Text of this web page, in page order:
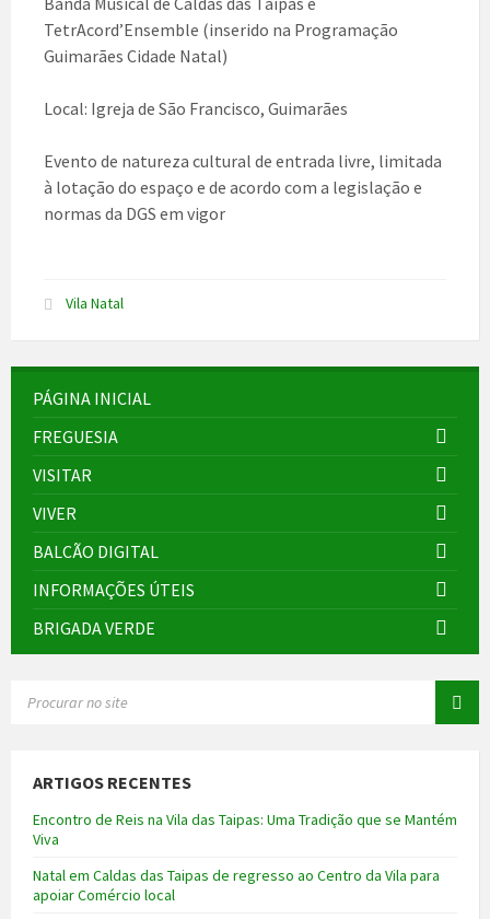
TetrAcord’Ensemble (inserido na Programação
Guimarães Cidade Natal)
Local: Igreja de São Francisco, Guimarães
Evento de natureza cultural de entrada livre, limitada
à lotação do espaço e de acordo com a legislação e
normas da DGS em vigor
Vila Natal
PÁGINA INICIAL
FREGUESIA
VISITAR
VIVER
BALCÃO DIGITAL
INFORMAÇÕES ÚTEIS
BRIGADA VERDE
ARTIGOS RECENTES
Encontro de Reis na Vila das Taipas: Uma Tradição que se Mantém
Viva
Natal em Caldas das Taipas de regresso ao Centro da Vila para
apoiar Comércio local